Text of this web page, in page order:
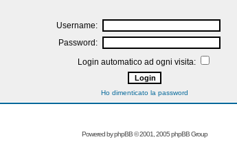
Username:
Password:
Login automatico ad ogni visita:
Ho dimenticato la password
Powered byphpBB© 2001, 2005 phpBB Group